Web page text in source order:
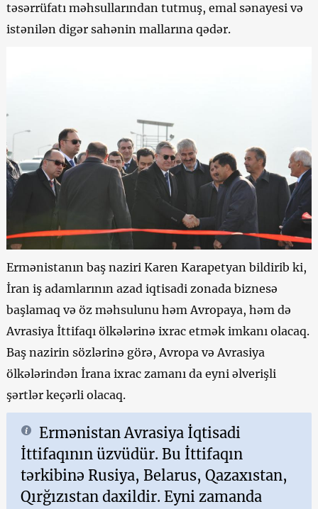
təsərrüfatı məhsullarından tutmuş, emal sənayesi və
istənilən digər sahənin mallarına qədər.
Ermənistanın baş naziri Karen Karapetyan bildirib ki,
İran iş adamlarının azad iqtisadi zonada biznesə
başlamaq və öz məhsulunu həm Avropaya, həm də
Avrasiya İttifaqı ölkələrinə ixrac etmək imkanı olacaq.
Baş nazirin sözlərinə görə, Avropa və Avrasiya
ölkələrindən İrana ixrac zamanı da eyni əlverişli
şərtlər keçərli olacaq.
Ermənistan Avrasiya İqtisadi
İttifaqının üzvüdür. Bu İttifaqın
tərkibinə Rusiya, Belarus, Qazaxıstan,
Qırğızıstan daxildir. Eyni zamanda